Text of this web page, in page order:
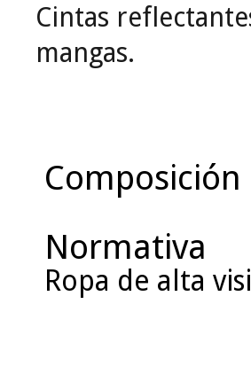
Cintas
mangas.
Composición
Normativa
Ropa de alta